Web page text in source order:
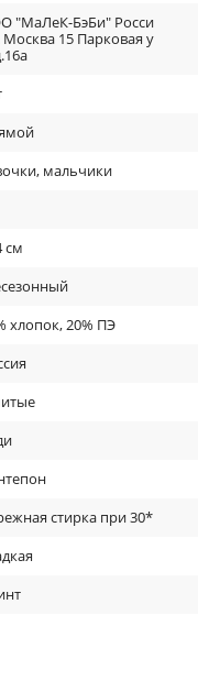
"МаЛеК-БэБи" Росси
Москва 15 Парковая у
мальчики
см
хлопок, 20% ПЭ
стирка при 30*